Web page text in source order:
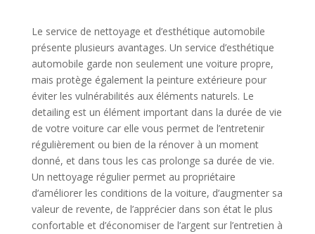
Le service de nettoyage et d’esthétique automobile
présente plusieurs avantages. Un service d’esthétique
automobile garde non seulement une voiture propre,
mais protège également la peinture extérieure pour
éviter les vulnérabilités aux éléments naturels. Le
detailing est un élément important dans la durée de vie
de votre voiture car elle vous permet de l’entretenir
régulièrement ou bien de la rénover à un moment
donné, et dans tous les cas prolonge sa durée de vie.
Un nettoyage régulier permet au propriétaire
d’améliorer les conditions de la voiture, d’augmenter sa
valeur de revente, de l’apprécier dans son état le plus
confortable et d’économiser de l’argent sur l’entretien à